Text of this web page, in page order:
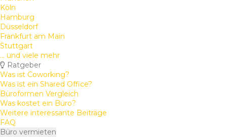
Köln
Hamburg
Düsseldorf
Frankfurt am Main
Stuttgart
... und viele mehr
Ratgeber
Was ist Coworking?
Was ist ein Shared Office?
Büroformen Vergleich
Was kostet ein Büro?
Weitere interessante Beiträge
FAQ
Büro vermieten